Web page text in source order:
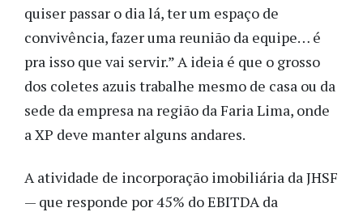
quiser passar o dia lá, ter um espaço de
convivência, fazer uma reunião da equipe… é
pra isso que vai servir.” A ideia é que o grosso
dos coletes azuis trabalhe mesmo de casa ou da
sede da empresa na região da Faria Lima, onde
a XP deve manter alguns andares.
A atividade de incorporação imobiliária da JHSF
— que responde por 45% do EBITDA da